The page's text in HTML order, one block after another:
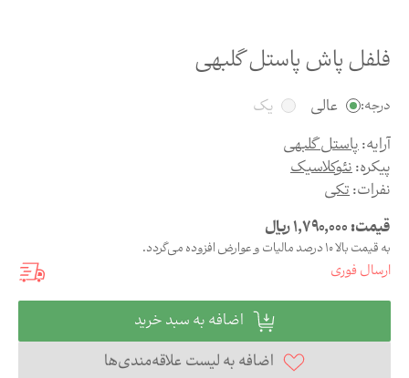
فلفل پاش پاستل گلبهی
درجه: عالی
یک
آرایه:پاستل گلبهی
پیکره:نئوکلاسیک
نفرات:تکی
قیمت:1,790,000ریال
به قیمت بالا 10 درصد مالیات و عوارض افزوده می‌گردد.
ارسال فوری
اضافه به سبد خرید
اضافه به لیست علاقه‌مندی‌ها